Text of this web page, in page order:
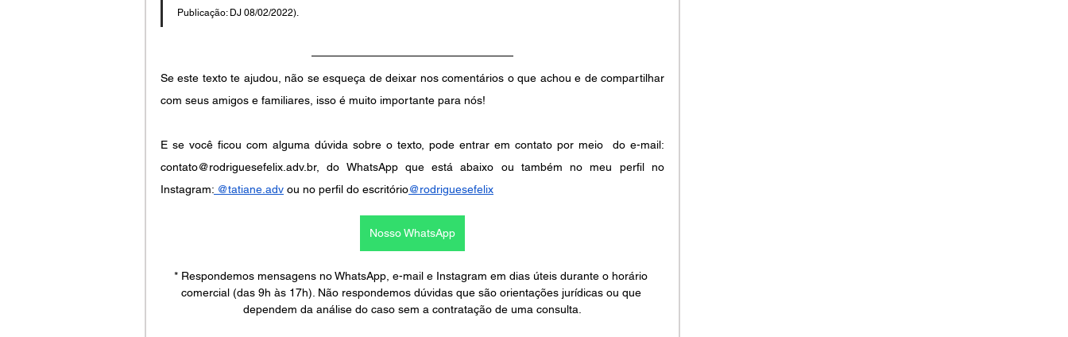
Publicação: DJ 08/02/2022).
Se este texto te ajudou, não se esqueça de deixar nos comentários o que achou e de compartilhar
com seus amigos e familiares, isso é muito importante para nós!
E se você ficou com alguma dúvida sobre o texto, pode entrar em contato por meio  do e-mail:
contato@rodriguesefelix.adv.br, do WhatsApp que está abaixo ou também no meu perfil no
Instagram: @tatiane.adv ou no perfil do escritório@rodriguesefelix
Nosso WhatsApp
* Respondemos mensagens no WhatsApp, e-mail e Instagram em dias úteis durante o horário
comercial (das 9h às 17h). Não respondemos dúvidas que são orientações jurídicas ou que
dependem da análise do caso sem a contratação de uma consulta.